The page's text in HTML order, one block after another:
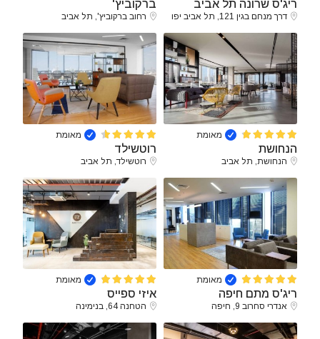
ריג'ס שרונה תל אביב
דרך מנחם בגין 121, תל אביב יפו
ברקוביץ'
רחוב ברקוביץ', תל אביב
מאומת
הנחושת
הנחושת, תל אביב
מאומת
רוטשילד
רוטשילד, תל אביב
מאומת
ריג'ס מתם חיפה
אנדרי סחרוב 9, חיפה
מאומת
איזי ספייס
הטחנה 64, בנימינה